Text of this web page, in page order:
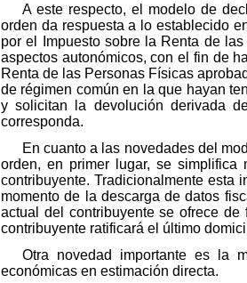
A este respecto, el modelo de
orden da respuesta a lo establecido
por el Impuesto sobre la Renta de
aspectos autonómicos, con el fin de
Renta de las Personas Físicas
de régimen común en la que hayan
y solicitan la devolución derivada
corresponda.
En cuanto a las novedades del
orden, en primer lugar, se simplifica
contribuyente. Tradicionalmente esta
momento de la descarga de datos
actual del contribuyente se ofrece
contribuyente ratificará el último
Otra novedad importante es la
económicas en estimación directa.